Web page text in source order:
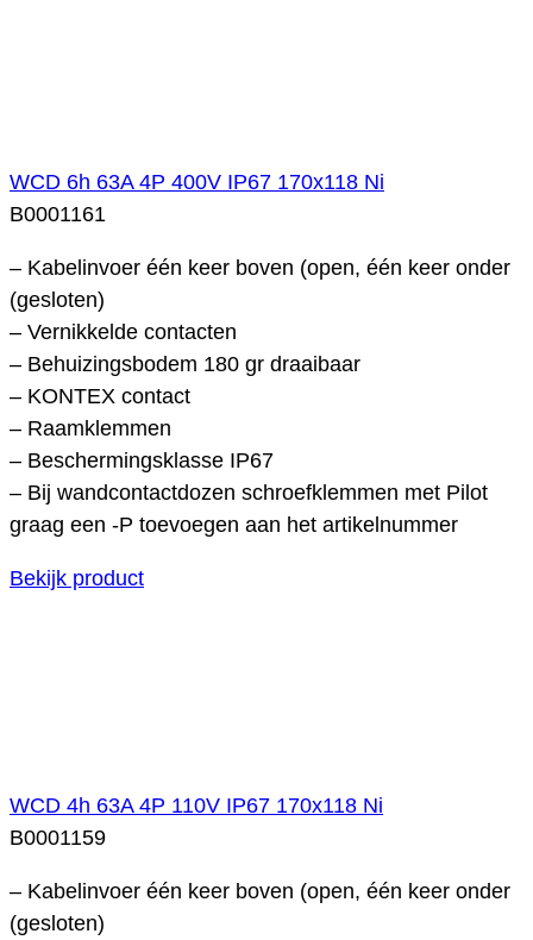
WCD 6h 63A 4P 400V IP67 170x118 Ni
B0001161
– Kabelinvoer één keer boven (open, één keer onder
(gesloten)
– Vernikkelde contacten
– Behuizingsbodem 180 gr draaibaar
– KONTEX contact
– Raamklemmen
– Beschermingsklasse IP67
– Bij wandcontactdozen schroefklemmen met Pilot
graag een -P toevoegen aan het artikelnummer
Bekijk product
WCD 4h 63A 4P 110V IP67 170x118 Ni
B0001159
– Kabelinvoer één keer boven (open, één keer onder
(gesloten)